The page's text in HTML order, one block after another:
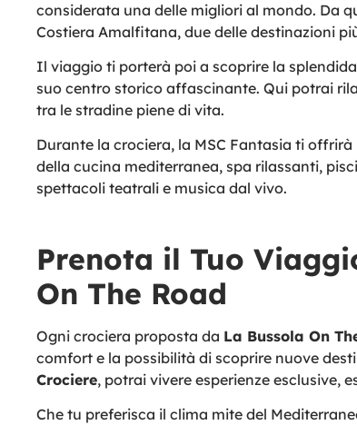
considerata una delle migliori al mondo. Da
Costiera Amalfitana, due delle destinazioni
Il viaggio ti porterà poi a scoprire la
suo centro storico affascinante. Qui potrai
tra le stradine piene di vita.
Durante la crociera, la MSC Fantasia ti
della cucina mediterranea, spa rilassanti,
spettacoli teatrali e musica dal vivo.
Prenota il Tuo
On The Road
Ogni crociera proposta da La Bussola On
comfort e la possibilità di scoprire nuove
Crociere, potrai vivere esperienze esclusive,
Che tu preferisca il clima mite del